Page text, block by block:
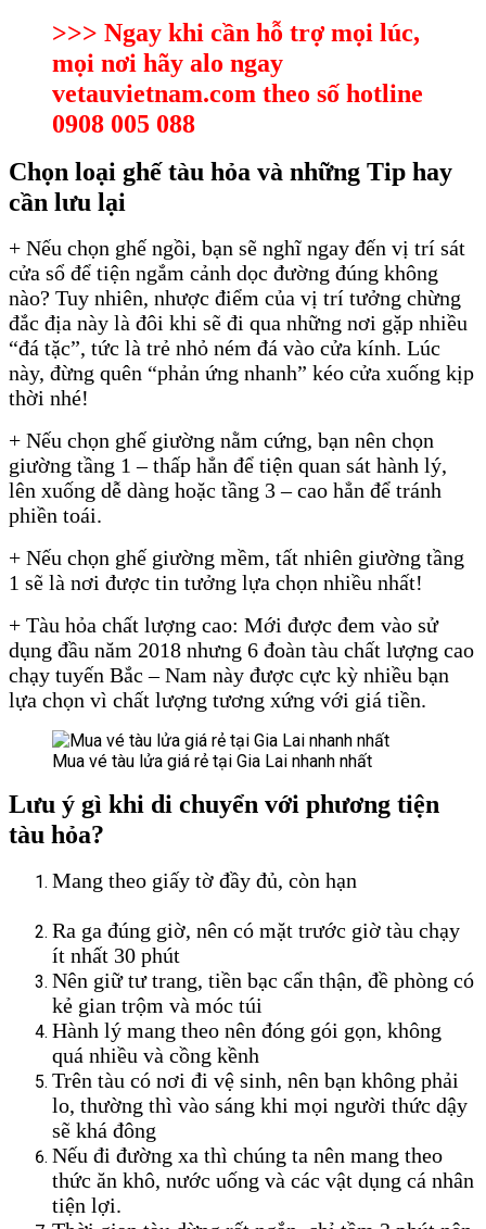
>>> Ngay khi cần hỗ trợ mọi lúc,
mọi nơi hãy alo ngay
vetauvietnam.com theo số hotline
0908 005 088
Chọn loại ghế tàu hỏa và những Tip hay
cần lưu lại
+ Nếu chọn ghế ngồi, bạn sẽ nghĩ ngay đến vị trí sát
cửa sổ để tiện ngắm cảnh dọc đường đúng không
nào? Tuy nhiên, nhược điểm của vị trí tưởng chừng
đắc địa này là đôi khi sẽ đi qua những nơi gặp nhiều
“đá tặc”, tức là trẻ nhỏ ném đá vào cửa kính. Lúc
này, đừng quên “phản ứng nhanh” kéo cửa xuống kịp
thời nhé!
+ Nếu chọn ghế giường nằm cứng, bạn nên chọn
giường tầng 1 – thấp hẳn để tiện quan sát hành lý,
lên xuống dễ dàng hoặc tầng 3 – cao hẳn để tránh
phiền toái.
+ Nếu chọn ghế giường mềm, tất nhiên giường tầng
1 sẽ là nơi được tin tưởng lựa chọn nhiều nhất!
+ Tàu hỏa chất lượng cao: Mới được đem vào sử
dụng đầu năm 2018 nhưng 6 đoàn tàu chất lượng cao
chạy tuyến Bắc – Nam này được cực kỳ nhiều bạn
lựa chọn vì chất lượng tương xứng với giá tiền.
Mua vé tàu lửa giá rẻ tại Gia Lai nhanh nhất
Lưu ý gì khi di chuyển với phương tiện
tàu hỏa?
Mang theo giấy tờ đầy đủ, còn hạn
Ra ga đúng giờ, nên có mặt trước giờ tàu chạy
ít nhất 30 phút
Nên giữ tư trang, tiền bạc cẩn thận, đề phòng có
kẻ gian trộm và móc túi
Hành lý mang theo nên đóng gói gọn, không
quá nhiều và cồng kềnh
Trên tàu có nơi đi vệ sinh, nên bạn không phải
lo, thường thì vào sáng khi mọi người thức dậy
sẽ khá đông
Nếu đi đường xa thì chúng ta nên mang theo
thức ăn khô, nước uống và các vật dụng cá nhân
tiện lợi.